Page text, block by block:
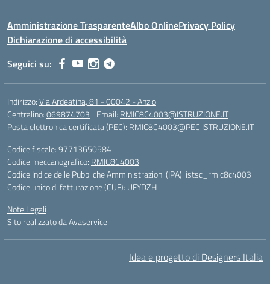
Amministrazione TrasparenteAlbo OnlinePrivacy Policy
Dichiarazione di accessibilità
Seguici su:
Indirizzo:Via Ardeatina, 81 - 00042 - Anzio
Centralino:069874703 Email: RMIC8C4003@ISTRUZIONE.IT
Posta elettronica certificata (PEC): RMIC8C4003@PEC.ISTRUZIONE.IT
Codice fiscale: 97713650584
Codice meccanografico: RMIC8C4003
Codice Indice delle Pubbliche Amministrazioni (IPA): istsc_rmic8c4003
Codice unico di fatturazione (CUF): UFYDZH
Note Legali
Sito realizzato da Avaservice
Idea e progetto di Designers Italia